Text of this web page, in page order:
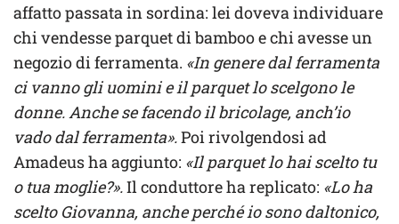
affatto passata in sordina: lei doveva individuare
chi vendesse parquet di bamboo e chi avesse un
negozio di ferramenta. «In genere dal ferramenta
ci vanno gli uomini e il parquet lo scelgono le
donne. Anche se facendo il bricolage, anch’io
vado dal ferramenta».Poi rivolgendosi ad
Amadeus ha aggiunto: «Il parquet lo hai scelto tu
o tua moglie?».Il conduttore ha replicato: «Lo ha
scelto Giovanna, anche perché io sono daltonico,